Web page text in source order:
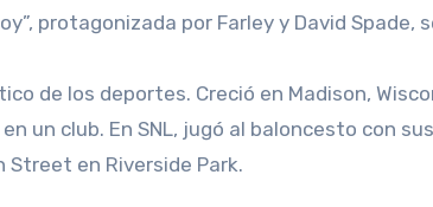
protagonizada por Farley y David Spade,
de los deportes. Creció en Madison,
un club. En SNL, jugó al baloncesto con
en Riverside Park.